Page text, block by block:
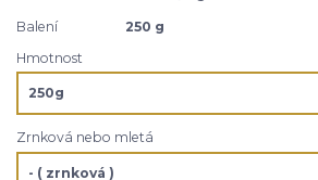
Balení
250 g
Hmotnost
Zrnková nebo mletá